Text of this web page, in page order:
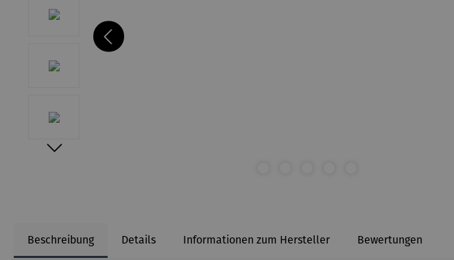
Beschreibung Details Informationen zum Hersteller Bewertungen